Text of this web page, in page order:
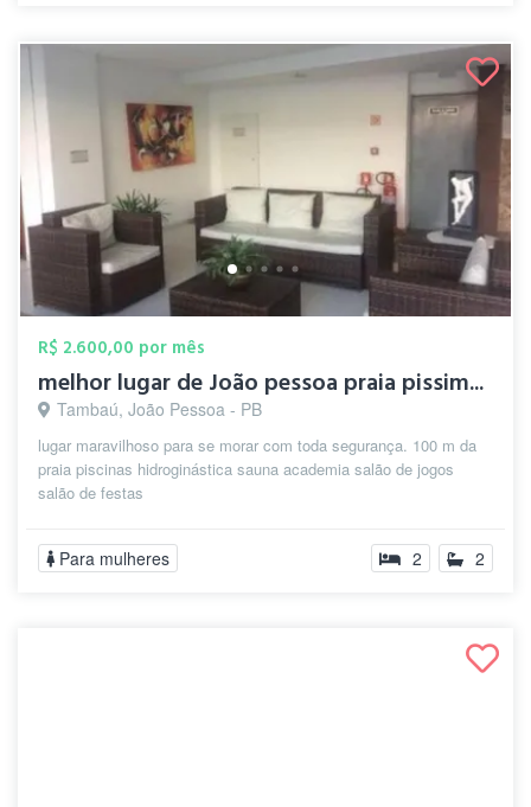
R$ 2.600,00 por mês
melhor lugar de João pessoa praia pissim...
Tambaú, João Pessoa - PB
lugar maravilhoso para se morar com toda segurança. 100 m da
praia piscinas hidroginástica sauna academia salão de jogos
salão de festas
Para mulheres 2 2